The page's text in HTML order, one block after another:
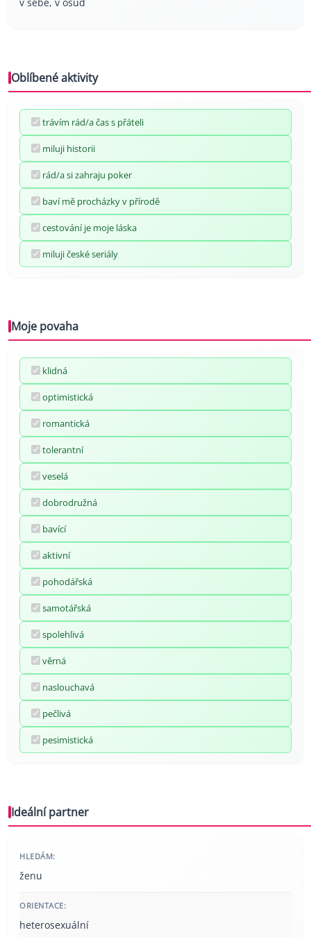
Oblíbené aktivity
trávím rád/a čas s přáteli
miluji historii
rád/a si zahraju poker
baví mě procházky v přírodě
cestování je moje láska
miluji české seriály
Moje povaha
klidná
optimistická
romantická
tolerantní
veselá
dobrodružná
bavící
aktivní
pohodářská
samotářská
spolehlivá
věrná
naslouchavá
pečlivá
pesimistická
Ideální partner
HLEDÁM:
ženu
ORIENTACE:
heterosexuální